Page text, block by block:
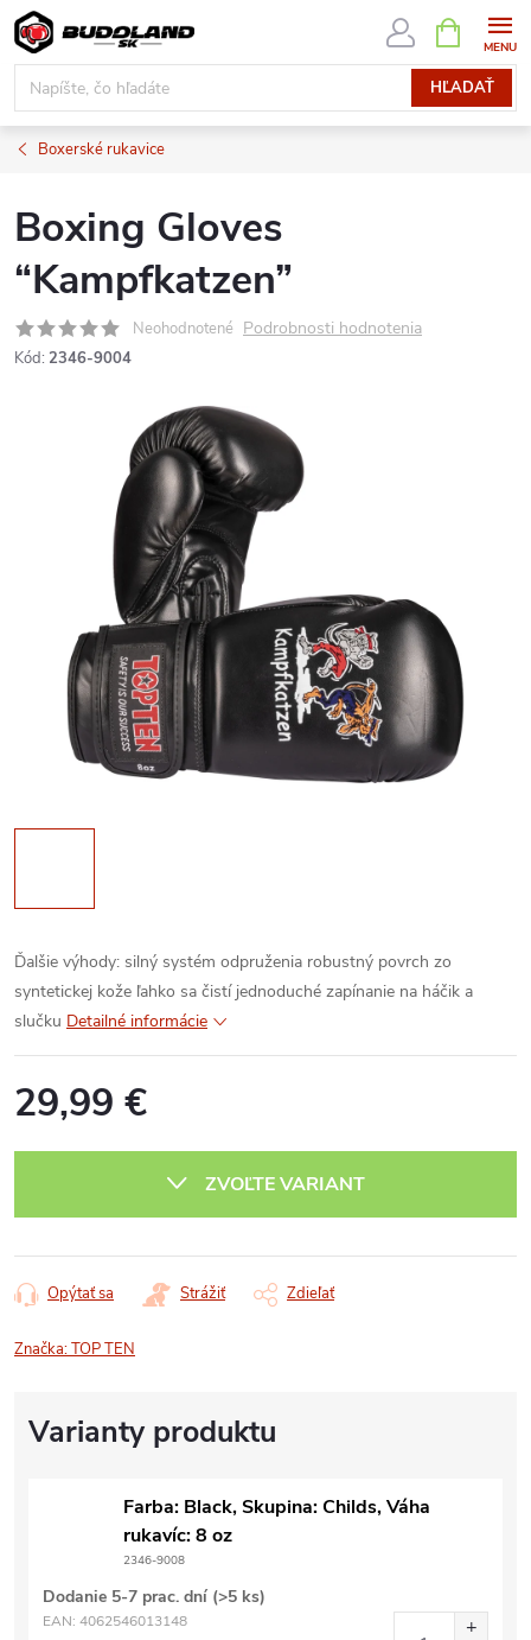
Prejsť
na
obsah
HĽADAŤ
KOŠÍK
Boxerské rukavice
Boxing Gloves
“Kampfkatzen”
Neohodnotené Podrobnosti hodnotenia
Kód: 2346-9004
Ďalšie výhody: silný systém odpruženia robustný povrch zo
syntetickej kože ľahko sa čistí jednoduché zapínanie na háčik a
slučku Detailné informácie
29,99 €
ZVOĽTE VARIANT
Opýtať sa Strážiť Zdieľať
Značka:TOP TEN
Farba: Black, Skupina: Childs, Váha
rukavíc: 8 oz
2346-9008
Dodanie 5-7 prac. dní (>5 ks)
EAN: 4062546013148